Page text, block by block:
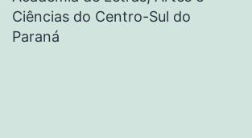
Ciências do Centro-Sul do
Paraná